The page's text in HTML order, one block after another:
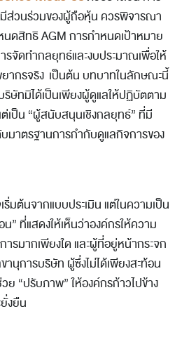
ส่วนร่วมของผู้ถือหุ้น ควรพิจารณา
ดสิทธิ AGM การกำหนดเป้าหมาย
รจัดทำกลยุทธ์และงบประมาณเพื่อให้
ยากรจริง เป็นต้น บทบาทในลักษณะนี้
ริษัทมิได้เป็นเพียงผู้ดูแลให้ปฏิบัตตาม
เป็น “ผู้สนับสนุนเชิงกลยุทธ์” ที่มี
มาตรฐานการกำกับดูแลกิจการของ
มต้นจากแบบประเมิน แต่ในความเป็น
” ที่แสดงให้เห็นว่าองค์กรให้ความ
มากเพียงใด และผู้ที่อยู่หน้ากระจก
นุการบริษัท ผู้ซึ่งไม่ได้เพียงสะท้อน
“ปรับภาพ” ให้องค์กรก้าวไปข้าง
งยืน